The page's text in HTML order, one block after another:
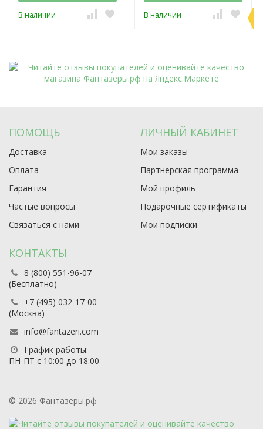
В наличии В наличии
ПОМОЩЬ
Доставка
Оплата
Гарантия
Частые вопросы
Связаться с нами
ЛИЧНЫЙ КАБИНЕТ
Мои заказы
Партнерская программа
Мой профиль
Подарочные сертификаты
Мои подписки
КОНТАКТЫ
8 (800) 551-96-07
(Бесплатно)
+7 (495) 032-17-00
(Москва)
info@fantazeri.com
График работы:
ПН-ПТ с 10:00 до 18:00
© 2026 Фантазёры.рф